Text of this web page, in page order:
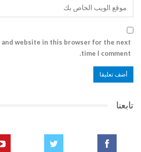
and website in this browser for the next
time I comment.
تابعنا